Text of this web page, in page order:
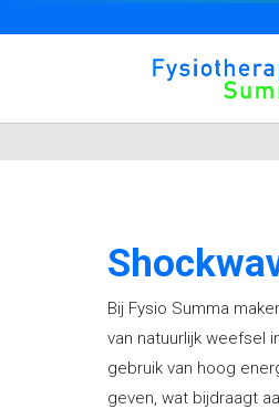
Bij Fysio Summa
van natuurlijk weefsel
gebruik van hoog
geven, wat bijdraagt